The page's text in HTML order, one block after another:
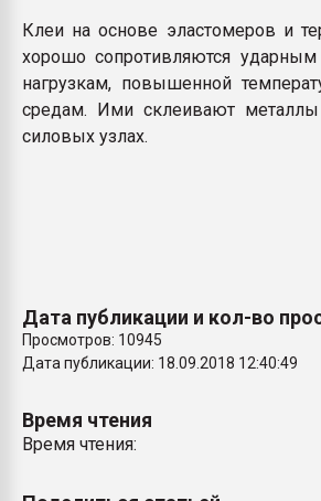
Клеи на основе эластомеров и
хорошо сопротивляются
нагрузкам, повышенной
средам. Ими склеивают
силовых узлах.
Дата публикации и кол-во
Просмотров: 10945
Дата публикации: 18.09.2018 12:40:49
Время чтения
Время чтения: